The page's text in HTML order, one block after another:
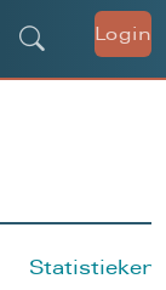
Login
Statistieken